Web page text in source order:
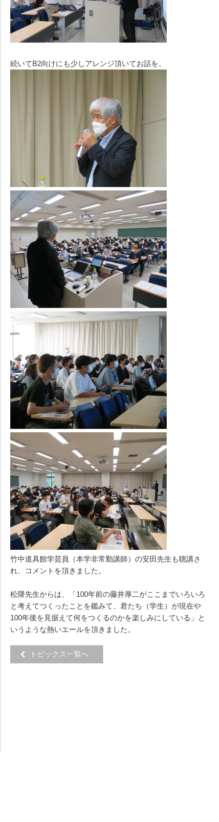
続いてB2向けにも少しアレンジ頂いてお話を。
竹中道具館学芸員（本学非常勤講師）の安田先生も聴講さ
れ、コメントを頂きました。
松隈先生からは、「100年前の藤井厚二がここまでいろいろ
と考えてつくったことを鑑みて、君たち（学生）が現在や
100年後を見据えて何をつくるのかを楽しみにしている」と
いうような熱いエールを頂きました。
トピックス一覧へ